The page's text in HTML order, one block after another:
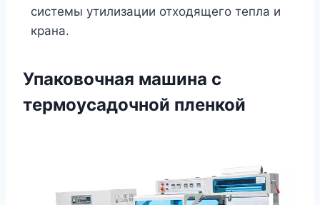
системы утилизации отходящего тепла и
крана.
Упаковочная машина с
термоусадочной пленкой